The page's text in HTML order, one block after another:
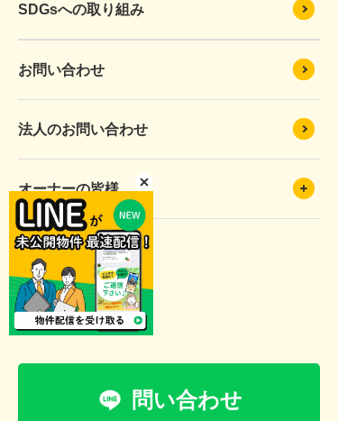
SDGsへの取り組み
お問い合わせ
法人のお問い合わせ
オーナーの皆様
プライバシーポリシー
サイトマップ
問い合わせ